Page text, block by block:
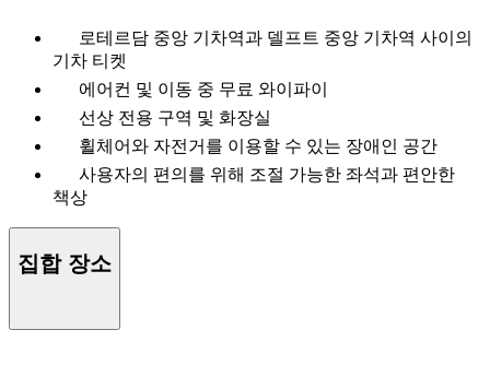
로테르담 중앙 기차역과 델프트 중앙 기차역 사이의
기차 티켓
에어컨 및 이동 중 무료 와이파이
선상 전용 구역 및 화장실
휠체어와 자전거를 이용할 수 있는 장애인 공간
사용자의 편의를 위해 조절 가능한 좌석과 편안한
책상
집합 장소